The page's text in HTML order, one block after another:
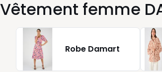
Vêtement femme
Robe Damart